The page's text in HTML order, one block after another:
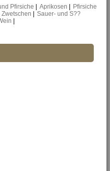
Pfirsiche Aprikosen
Pfirsiche
Zwetschen
Sauer- und S??